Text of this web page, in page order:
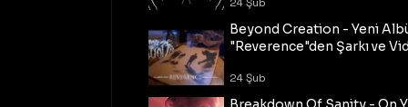
Beyond Creation - Yeni
"Reverence"den Şarkı ve
24 Şub